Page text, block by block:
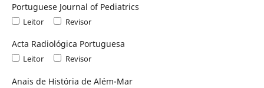
Portuguese Journal of Pediatrics
Leitor Revisor
Acta Radiológica Portuguesa
Leitor Revisor
Anais de História de Além-Mar